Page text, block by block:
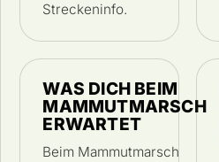
Streckeninfo.
WAS DICH BEIM
MAMMUTMARSCH
ERWARTET
Beim Mammutmarsch